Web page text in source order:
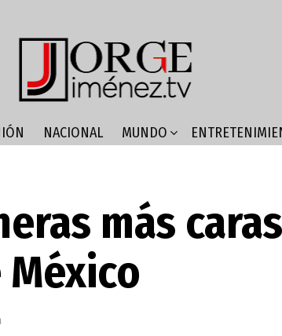
NACIONAL MUNDO
más